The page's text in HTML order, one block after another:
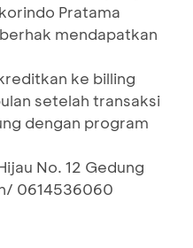
Pratama
mendapatkan
ke billing
setelah transaksi
dengan program
No. 12 Gedung
0614536060